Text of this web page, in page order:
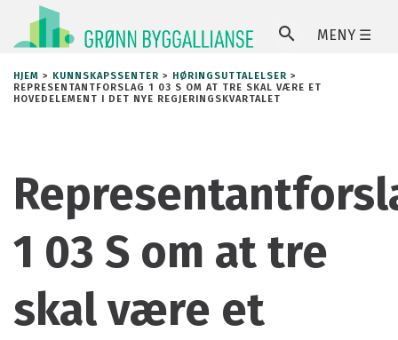
MENY ☰
HJEM > KUNNSKAPSSENTER > HØRINGSUTTALELSER >
REPRESENTANTFORSLAG 1 03 S OM AT TRE SKAL VÆRE ET
HOVEDELEMENT I DET NYE REGJERINGSKVARTALET
1 03 S om at tre
skal være et